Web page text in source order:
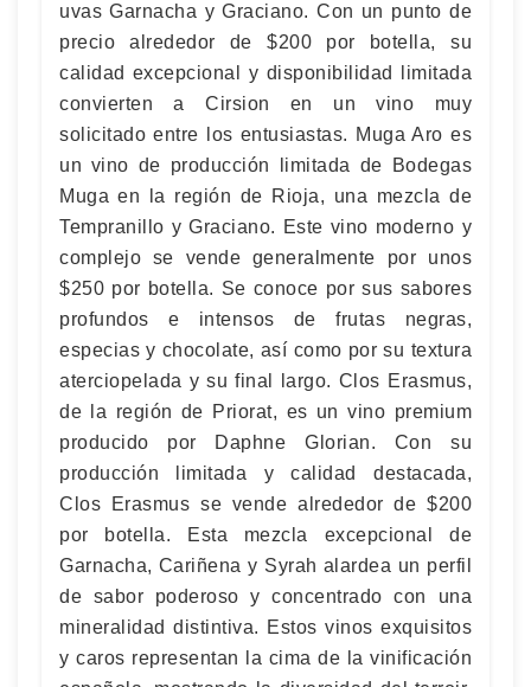
uvas Garnacha y Graciano. Con un punto de
precio alrededor de $200 por botella, su
calidad excepcional y disponibilidad limitada
convierten a Cirsion en un vino muy
solicitado entre los entusiastas. Muga Aro es
un vino de producción limitada de Bodegas
Muga en la región de Rioja, una mezcla de
Tempranillo y Graciano. Este vino moderno y
complejo se vende generalmente por unos
$250 por botella. Se conoce por sus sabores
profundos e intensos de frutas negras,
especias y chocolate, así como por su textura
aterciopelada y su final largo. Clos Erasmus,
de la región de Priorat, es un vino premium
producido por Daphne Glorian. Con su
producción limitada y calidad destacada,
Clos Erasmus se vende alrededor de $200
por botella. Esta mezcla excepcional de
Garnacha, Cariñena y Syrah alardea un perfil
de sabor poderoso y concentrado con una
mineralidad distintiva. Estos vinos exquisitos
y caros representan la cima de la vinificación